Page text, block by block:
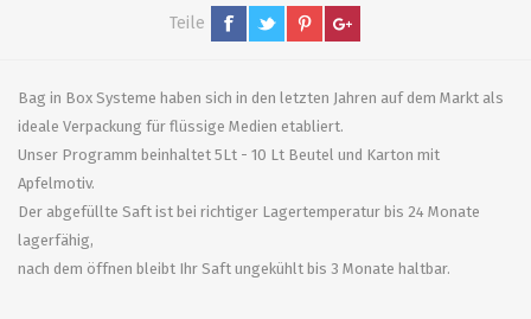
Teile
Bag in Box Systeme haben sich in den letzten Jahren auf dem Markt als
ideale Verpackung für flüssige Medien etabliert.
Unser Programm beinhaltet 5Lt - 10 Lt Beutel und Karton mit
Apfelmotiv.
Der abgefüllte Saft ist bei richtiger Lagertemperatur bis 24 Monate
lagerfähig,
nach dem öffnen bleibt Ihr Saft ungekühlt bis 3 Monate haltbar.